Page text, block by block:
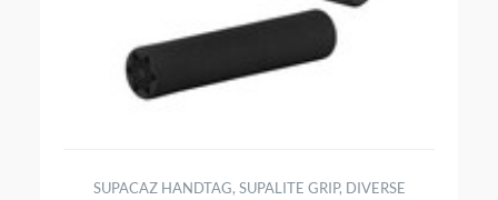
SUPACAZ HANDTAG, SUPALITE GRIP, DIVERSE